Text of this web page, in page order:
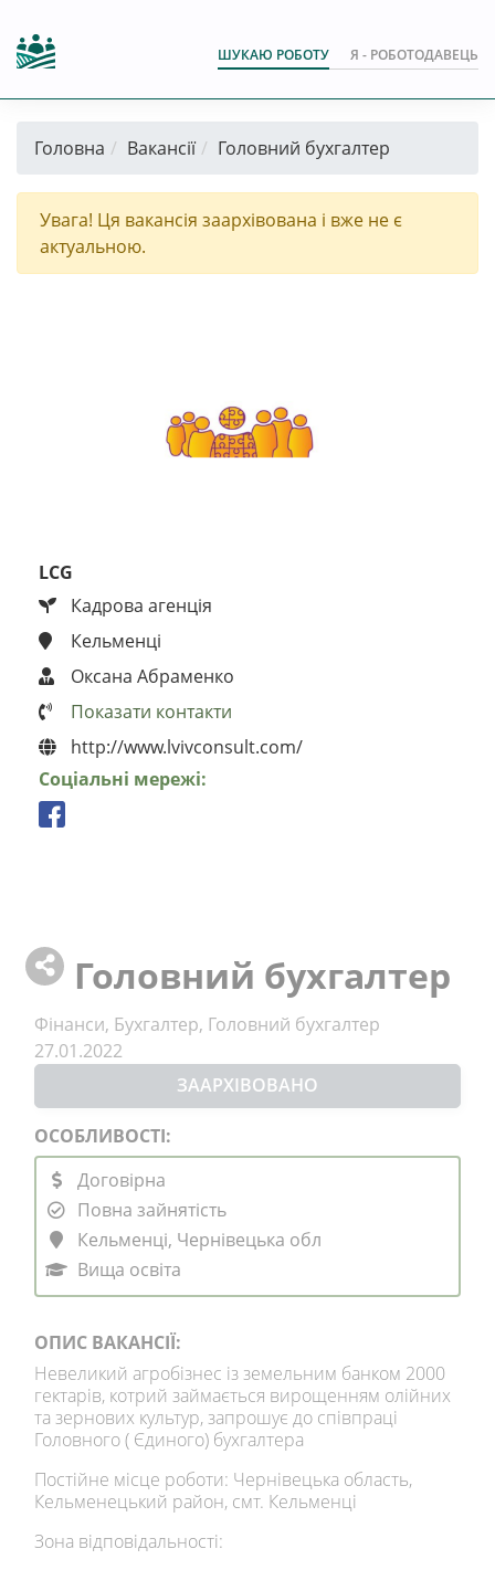
ШУКАЮ РОБОТУ Я - РОБОТОДАВЕЦЬ
Головна Вакансії Головний бухгалтер
Увага! Ця вакансія заархівована і вже не є
актуальною.
LCG
Кадрова агенція
Кельменці
Оксана Абраменко
Показати контакти
http://www.lvivconsult.com/
Соціальні мережі:
Головний бухгалтер
Фінанси, Бухгалтер, Головний бухгалтер
27.01.2022
ЗААРХІВОВАНО
ОСОБЛИВОСТІ:
Договірна
Повна зайнятість
Кельменці, Чернівецька обл
Вища освіта
ОПИС ВАКАНСІЇ:
Невеликий агробізнес із земельним банком 2000
гектарів, котрий займається вирощенням олійних
та зернових культур, запрошує до співпраці
Головного ( Єдиного) бухгалтера
Постійне місце роботи: Чернівецька область,
Кельменецький район, смт. Кельменці
Зона відповідальності: